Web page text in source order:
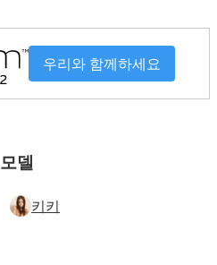
우리와 함께하세요
모델
키키